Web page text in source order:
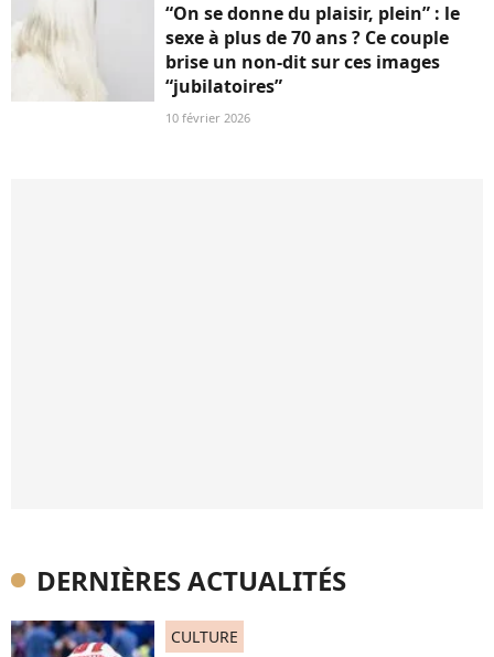
“On se donne du plaisir, plein” : le
sexe à plus de 70 ans ? Ce couple
brise un non-dit sur ces images
“jubilatoires”
10 février 2026
DERNIÈRES ACTUALITÉS
CULTURE